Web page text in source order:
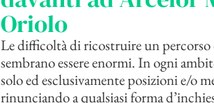
Oriolo
Le difficoltà di ricostruire un
sembrano essere enormi. In ogni
solo ed esclusivamente posizioni e/o
rinunciando a qualsiasi forma